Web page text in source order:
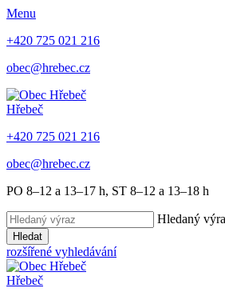
Menu
+420 725 021 216
obec@hrebec.cz
Hřebeč
+420 725 021 216
obec@hrebec.cz
PO 8–12 a 13–17 h, ST 8–12 a 13–18 h
Hledaný
Hledat
rozšířené vyhledávání
Hřebeč